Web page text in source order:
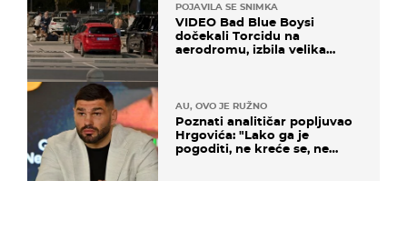
POJAVILA SE SNIMKA
VIDEO Bad Blue Boysi
dočekali Torcidu na
aerodromu, izbila velika
AU, OVO JE RUŽNO
Poznati analitičar popljuvao
Hrgovića: "Lako ga je
pogoditi, ne kreće se, ne